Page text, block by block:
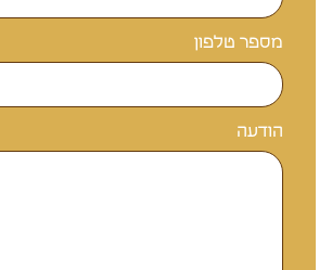
מספר טלפון
הודעה